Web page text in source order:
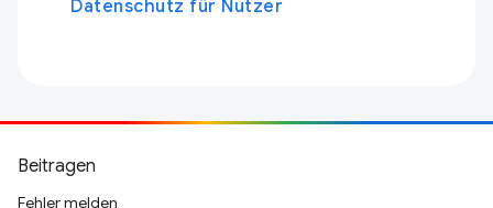
Datenschutz für Nutzer
Beitragen
Fehler melden